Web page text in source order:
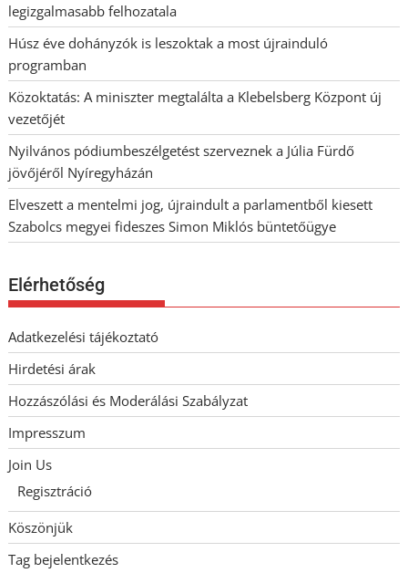
legizgalmasabb felhozatala
Húsz éve dohányzók is leszoktak a most újrainduló
programban
Közoktatás: A miniszter megtalálta a Klebelsberg Központ új
vezetőjét
Nyilvános pódiumbeszélgetést szerveznek a Júlia Fürdő
jövőjéről Nyíregyházán
Elveszett a mentelmi jog, újraindult a parlamentből kiesett
Szabolcs megyei fideszes Simon Miklós büntetőügye
Elérhetőség
Adatkezelési tájékoztató
Hirdetési árak
Hozzászólási és Moderálási Szabályzat
Impresszum
Join Us
Regisztráció
Köszönjük
Tag bejelentkezés